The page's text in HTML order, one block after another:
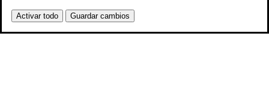
Activar todo Guardar cambios